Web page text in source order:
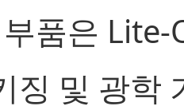
품은 Lite-
징 및 광학